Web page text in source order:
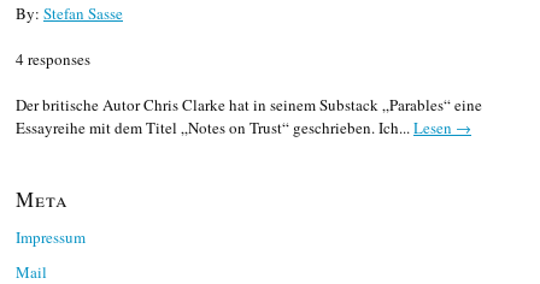
By: Stefan Sasse
4 responses
Der britische Autor Chris Clarke hat in seinem Substack „Parables“ eine
Essayreihe mit dem Titel „Notes on Trust“ geschrieben. Ich... Lesen →
Meta
Impressum
Mail